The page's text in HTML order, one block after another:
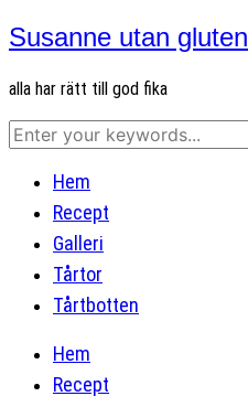
Susanne utan gluten
alla har rätt till god fika
Hem
Recept
Galleri
Tårtor
Tårtbotten
Hem
Recept